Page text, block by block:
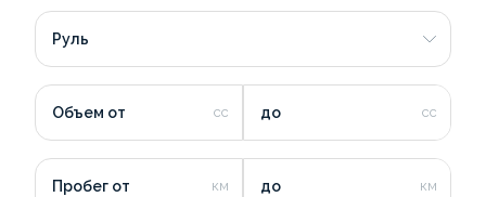
Руль
Объем от до
Пробег от до